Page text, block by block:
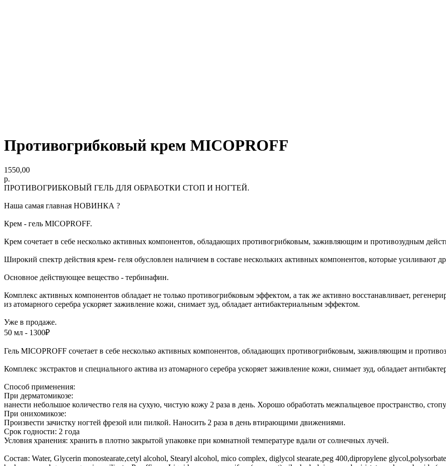
Противогрибковый крем MICOPROFF
1550,00
р.
ПРОТИВОГРИБКОВЫЙ ГЕЛЬ ДЛЯ ОБРАБОТКИ СТОП И НОГТЕЙ.
Наша самая главная НОВИНКА ?
Крем - гель MICOPROFF.
Крем сочетает в себе несколько активных компонентов, обладающих противогрибковым, заживляющим и противозудным
Широкий спектр действия крем- геля обусловлен наличием в составе нескольких активных компонентов, которые усиливают
Основное действующее вещество - тербинафин.
Комплекс активных компонентов обладает не только противогрибковым эффектом, а так же активно восстанавливает,
из атомарного серебра ускоряет заживление кожи, снимает зуд, обладает антибактериальным эффектом.
Уже в продаже.
50 мл - 1300₽
Гель MICOPROFF сочетает в себе несколько активных компонентов, обладающих противогрибковым, заживляющим и
Комплекс экстрактов и специального актива из атомарного серебра ускоряет заживление кожи, снимает зуд, обладает
Способ применения:
При дерматомикозе:
нанести небольшое количество геля на сухую, чистую кожу 2 раза в день. Хорошо обработать межпальцевое пространство,
При онихомикозе:
Произвести зачистку ногтей фрезой или пилкой. Наносить 2 раза в день втирающими движениями.
Срок годности: 2 года
Условия хранения: хранить в плотно закрытой упаковке при комнатной температуре вдали от солнечных лучей.
Состав: Water, Glycerin monostearate,cetyl alcohol, Stearyl alcohol, mico complex, diglycol stearate,peg 400,dipropylene